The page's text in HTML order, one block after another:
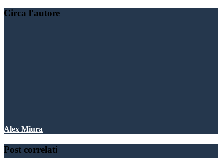
Circa l'autore
Alex Miura
Post correlati